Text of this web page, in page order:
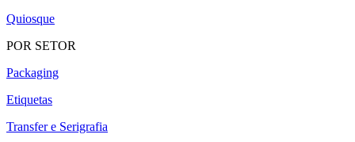
Quiosque
POR SETOR
Packaging
Etiquetas
Transfer e Serigrafia